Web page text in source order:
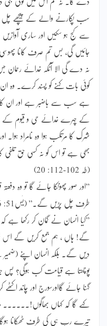
سب پکارنے والے کے پیچھے چل
سے کج ہو سکیں اور ساری
جائیں گی، بس تم صرف کانا
نہ دے گی الا آنکہ خدائے
کوئی بات کہنے کو پسند کرے۔ وہ
ہے سب سے باضبر ہے اور ان کا
کے چہرے خدائے حی و قیوم کے
شرک کا مرتکب ہوا وہ نامراد ہوا۔
بھی ہے تو اس کو نہ کسی حق تلفی کا
(طہ 102-112: 20)
”اور صور پھونکا جائے گا تو وہ
طرف چل پڑیں گے۔” (یٰس51: 36)
”کیا انسان نے گمان کر رکھا ہے
گے! ہاں ، ہم جمع کریں گے اس
دیں گے۔ بلکہ انسان اپنے
پوچھتا ہے قیامت کب ہوگی؟ پس جب
گہنا جائے گااورسورج اور چاند
کہے گا کہ کہاں بھاگوں!۔۔۔۔۔۔
تیرے رب ہی کی طرف ٹھکانا